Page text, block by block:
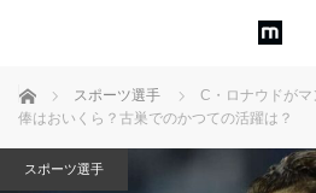
ホーム スポーツ選手
C・ロナウドが
俸はおいくら？古巣でのかつての活躍は？
スポーツ選手